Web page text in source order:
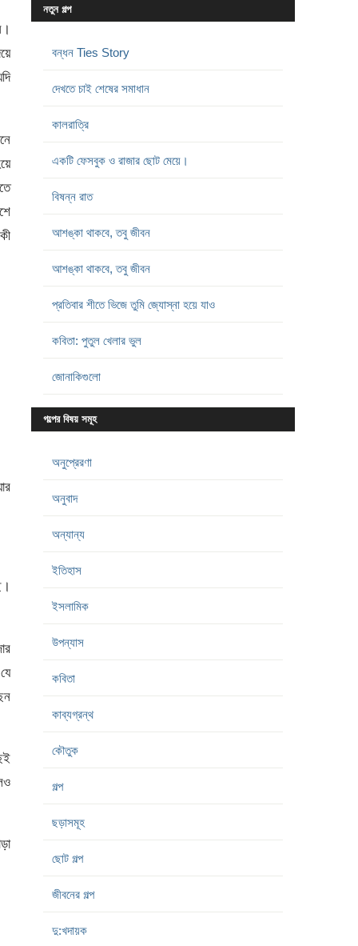
নতুন গল্প
বন্ধন Ties Story
দেখতে চাই শেষের সমাধান
কালরাত্রি
একটি ফেসবুক ও রাজার ছোট মেয়ে।
বিষন্ন রাত
আশঙ্কা থাকবে, তবু জীবন
আশঙ্কা থাকবে, তবু জীবন
প্রতিবার শীতে ভিজে তুমি জ্যোস্না হয়ে যাও
কবিতা: পুতুল খেলার ভুল
জোনাকিগুলো
গল্পের বিষয় সমূহ
অনুপ্রেরণা
অনুবাদ
অন্যান্য
ইতিহাস
ইসলামিক
উপন্যাস
কবিতা
কাব্যগ্রন্থ
কৌতুক
গল্প
ছড়াসমূহ
ছোট গল্প
জীবনের গল্প
দু:খদায়ক